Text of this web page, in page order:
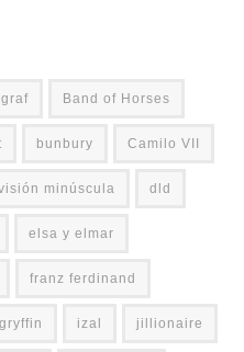
Band of Horses
bunbury Camilo VII
minúscula dld
elsa y elmar
franz ferdinand
gryffin izal jillionaire